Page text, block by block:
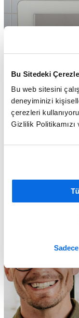
Bu Sitedeki
Bu web sitesini
deneyiminizi
çerezleri
Gizlilik Politikamızı
Ev Dekorasyonu ve
Learn More